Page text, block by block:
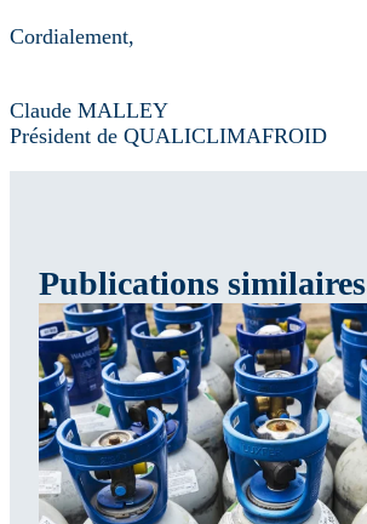
Cordialement,
Claude MALLEY
Président de QUALICLIMAFROID
Publications similaires